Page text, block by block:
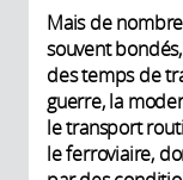
Mais de
souvent
des temps de
guerre, la
le transport
le ferroviaire,